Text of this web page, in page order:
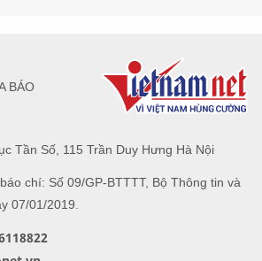
Tần Số, 115 Trần Duy Hưng Hà Nội
chí: Số 09/GP-BTTTT, Bộ Thông tin và
07/01/2019.
BÁO